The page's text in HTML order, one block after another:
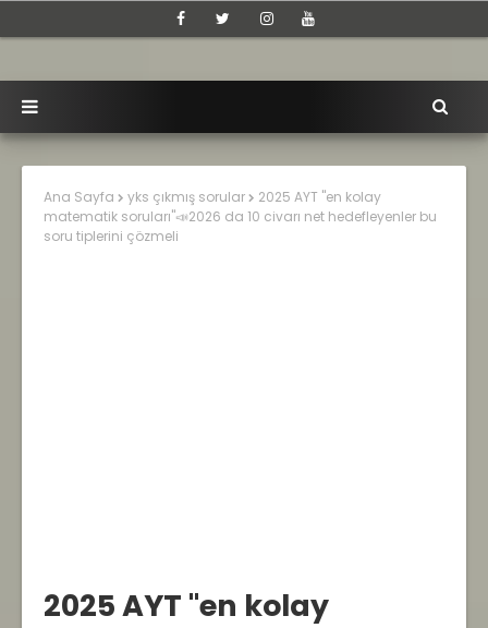
Ana Sayfa yks çıkmış sorular
2025 AYT "en kolay
matematik soruları"📣2026 da 10 civarı net hedefleyenler bu
soru tiplerini çözmeli
2025 AYT "en kolay